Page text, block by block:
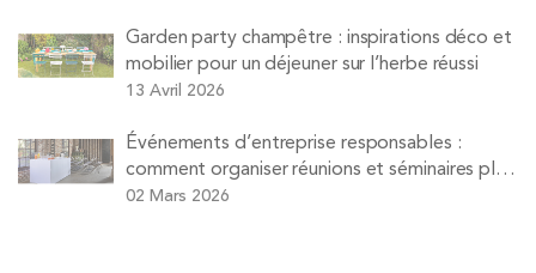
Garden party champêtre : inspirations déco et
mobilier pour un déjeuner sur l’herbe réussi
13 Avril 2026
Événements d’entreprise responsables :
comment organiser réunions et séminaires plus
durables
02 Mars 2026